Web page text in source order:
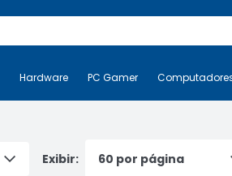
Black Ninja Hardware PC Gamer
Hardware PC Gamer
Exibir: